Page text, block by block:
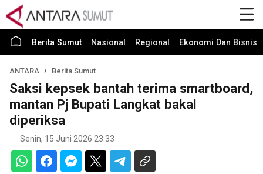
Berita Sumut Nasional Regional Ekonomi Dan Bisnis
ANTARA Berita Sumut
Saksi kepsek bantah terima smartboard,
mantan Pj Bupati Langkat bakal
diperiksa
Senin, 15 Juni 2026 23:33